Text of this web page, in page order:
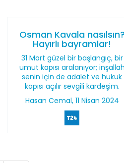
Osman Kavala nasılsın?
Hayırlı bayramlar!
31 Mart güzel bir başlangıç, bir
umut kapısı aralanıyor; inşallah
senin için de adalet ve hukuk
kapısı açılır sevgili kardeşim.
Hasan Cemal, 11 Nisan 2024